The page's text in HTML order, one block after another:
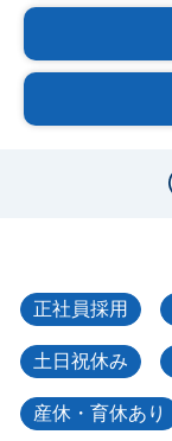
正社員採用
土日祝休み
産休・育休あり